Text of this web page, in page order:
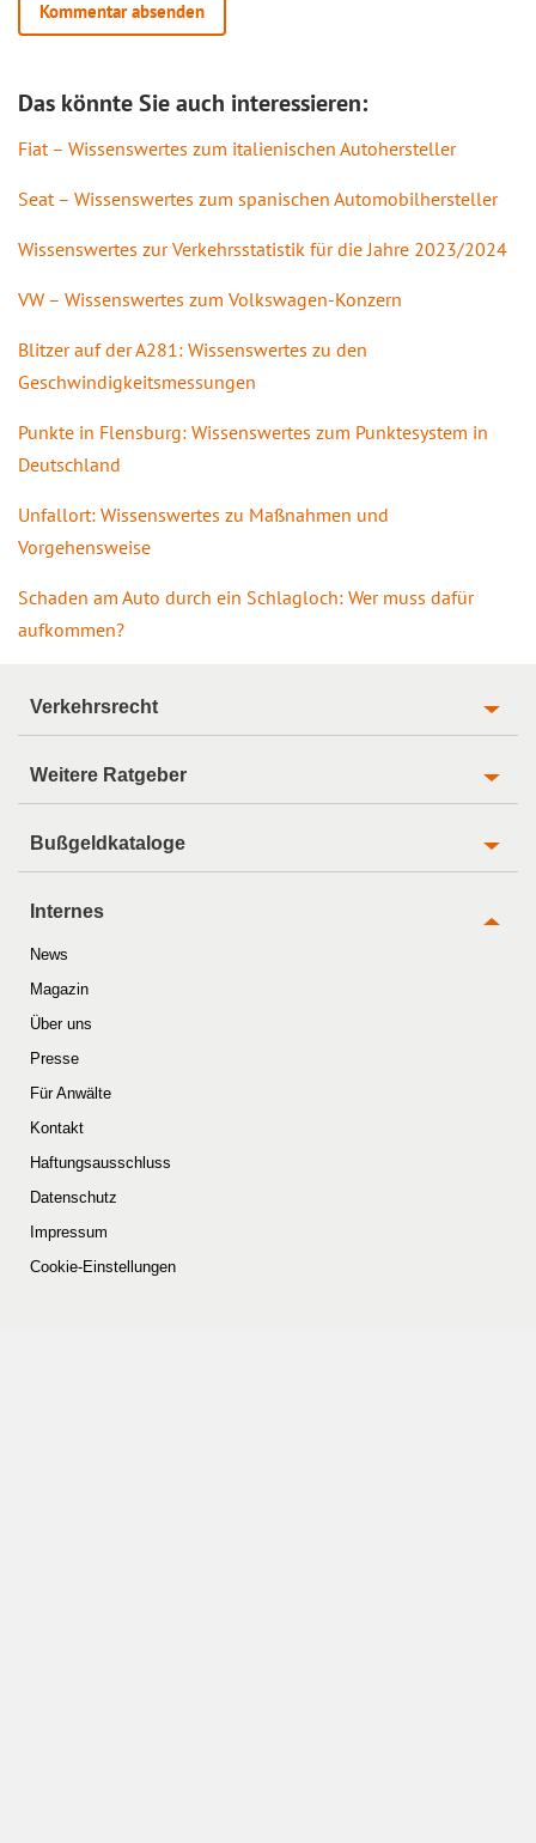
Das könnte Sie auch interessieren:
Fiat – Wissenswertes zum italienischen Autohersteller
Seat – Wissenswertes zum spanischen Automobilhersteller
Wissenswertes zur Verkehrsstatistik für die Jahre 2023/2024
VW – Wissenswertes zum Volkswagen-Konzern
Blitzer auf der A281: Wissenswertes zu den
Geschwindigkeitsmessungen
Punkte in Flensburg: Wissenswertes zum Punktesystem in
Deutschland
Unfallort: Wissenswertes zu Maßnahmen und
Vorgehensweise
Schaden am Auto durch ein Schlagloch: Wer muss dafür
aufkommen?
Verkehrsrecht
Weitere Ratgeber
Bußgeldkataloge
Internes
News
Magazin
Über uns
Presse
Für Anwälte
Kontakt
Haftungsausschluss
Datenschutz
Impressum
Cookie-Einstellungen